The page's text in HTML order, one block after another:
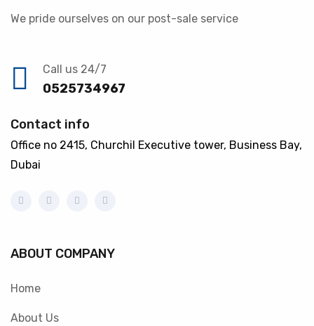
We pride ourselves on our post-sale service
Call us 24/7
0525734967
Contact info
Office no 2415, Churchil Executive tower, Business Bay,
Dubai
ABOUT COMPANY
Home
About Us